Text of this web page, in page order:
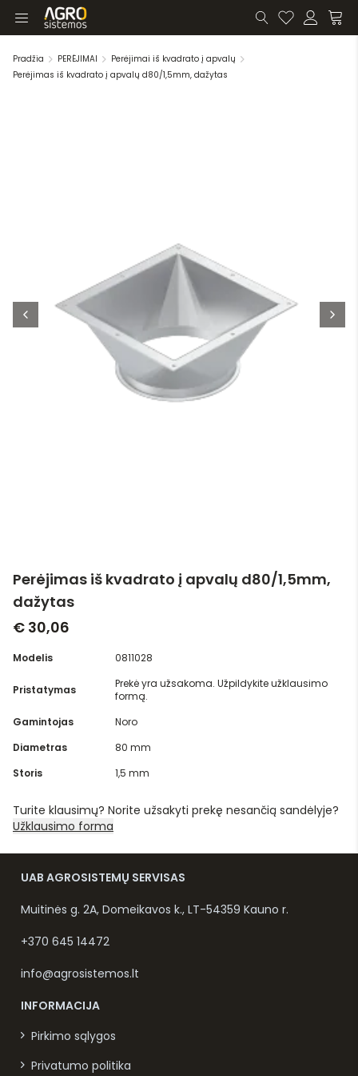
Pradžia PERĖJIMAI
Perėjimai iš kvadrato į apvalų
Perėjimas iš kvadrato į apvalų d80/1,5mm, dažytas
Perėjimas iš kvadrato į apvalų d80/1,5mm,
dažytas
€ 30,06
Modelis 0811028
Pristatymas
Prekė yra užsakoma. Užpildykite užklausimo
formą.
Gamintojas
Noro
Diametras
80 mm
Storis
1,5 mm
Turite klausimų? Norite užsakyti prekę nesančią sandėlyje?
Užklausimo forma
UAB AGROSISTEMŲ SERVISAS
Muitinės g. 2A, Domeikavos k., LT-54359 Kauno r.
+370 645 14472
info@agrosistemos.lt
INFORMACIJA
Pirkimo sąlygos
Privatumo politika